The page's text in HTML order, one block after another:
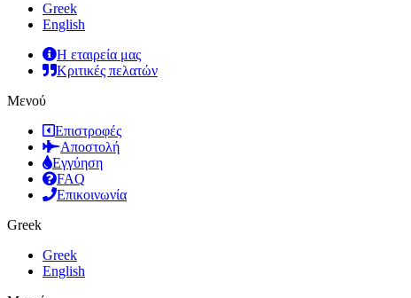
Greek
English
Η εταιρεία μας
Κριτικές πελατών
Μενού
Επιστροφές
Αποστολή
Εγγύηση
FAQ
Επικοινωνία
Greek
Greek
English